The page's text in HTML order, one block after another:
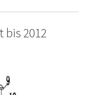
bis 2012